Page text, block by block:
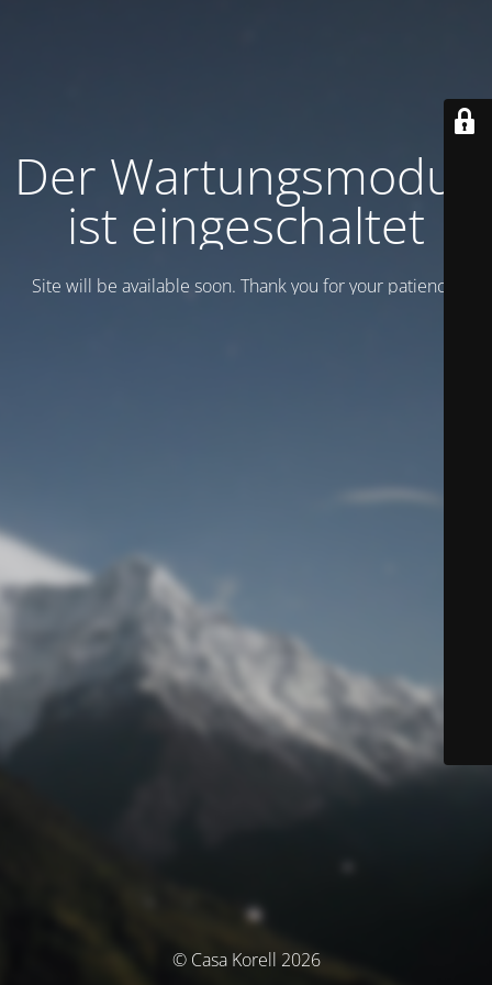
Der Wartungsmodus
ist eingeschaltet
Site will be available soon. Thank you for your patience!
© Casa Korell 2026